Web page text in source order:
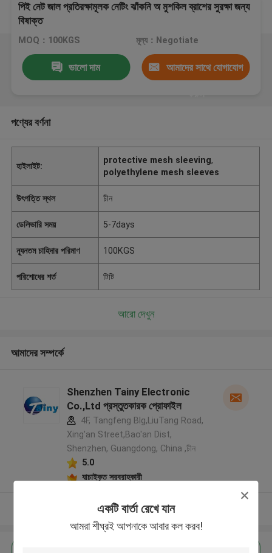
একটি বার্তা রেখে যান
আমরা শীঘ্রই আপনাকে আবার কল করব!
পিই নেট জাল প্রতিরক্ষামূলক নেটিং ঝাঁকনি অ মুশকিল ব্রাশের সুরক্ষা জন্য
বিষাক্ত
MOQ：100KGS মূল্য：Negotiate
ভালো দাম আমাদের সাথে যোগাযোগ
পণ্যের বর্ণনা
হাইলাইট:
protective mesh sleeving,
polyethylene mesh sleeves
উৎপত্তি স্থল চীন
ডেলিভারি সময় 5-7days
ন্যূনতম চাহিদার পরিমাণ 100KGS
পরিশোধের শর্ত টিটি
আরো দেখুন
আমাদের সম্পর্কে
Shenzhen Tainy Electronic
Co.,Ltd প্রস্তুতকারক প্রোফাইল
4F, Tangfeng Blg,LiuTang Road,
Xing'an Street,Bao'an Dist,
Shenzhen, Guangdong, China ,চীন
5.0
যাচাইকৃত সরবরাহকারী
আরো দেখুন